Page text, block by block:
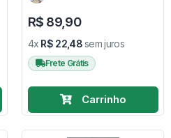
R$ 89,90
4x R$ 22,48sem juros
Frete Grátis
Carrinho